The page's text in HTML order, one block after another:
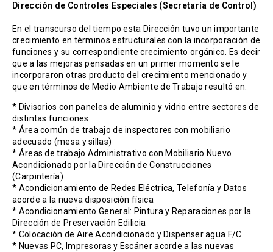
Dirección de Controles Especiales (Secretaría de Control)
En el transcurso del tiempo esta Dirección tuvo un importante
crecimiento en términos estructurales con la incorporación de
funciones y su correspondiente crecimiento orgánico. Es decir
que a las mejoras pensadas en un primer momento se le
incorporaron otras producto del crecimiento mencionado y
que en términos de Medio Ambiente de Trabajo resultó en:
* Divisorios con paneles de aluminio y vidrio entre sectores de
distintas funciones
* Área común de trabajo de inspectores con mobiliario
adecuado (mesa y sillas)
* Áreas de trabajo Administrativo con Mobiliario Nuevo
Acondicionado por la Dirección de Construcciones
(Carpintería)
* Acondicionamiento de Redes Eléctrica, Telefonía y Datos
acorde a la nueva disposición física
* Acondicionamiento General: Pintura y Reparaciones por la
Dirección de Preservación Edilicia
* Colocación de Aire Acondicionado y Dispenser agua F/C
* Nuevas PC, Impresoras y Escáner acorde a las nuevas